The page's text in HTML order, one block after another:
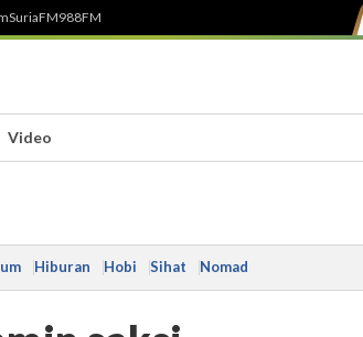
SuriaFM988FM
Video
Hiburan Hobi Sihat Nomad